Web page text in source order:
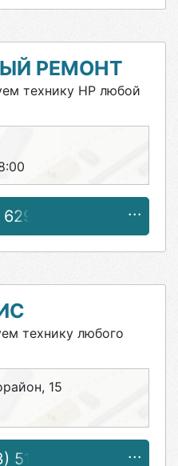
РЕМОНТ
технику HP любой
57-45
технику любого
15
51-36-36